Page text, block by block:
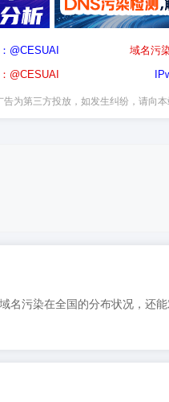
@CESUAI
域名污
@CESUAI
告为第三方投放，如发生纠纷，请向
污染在全国的分布状况，还能